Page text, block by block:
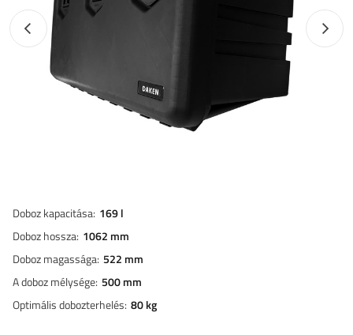
Előző fotó
Doboz kapacitása 169 l
Doboz hossza 1062 mm
Doboz magassága 522 mm
A doboz mélysége 500 mm
Optimális dobozterhelés 80 kg